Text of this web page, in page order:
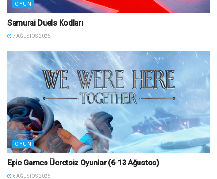
OYUN
Samurai Duels Kodları
7 AĞUSTOS 2026
OYUN
Epic Games Ücretsiz Oyunlar (6-13 Ağustos)
6 AĞUSTOS 2026